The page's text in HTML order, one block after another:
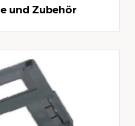
und Zubehör